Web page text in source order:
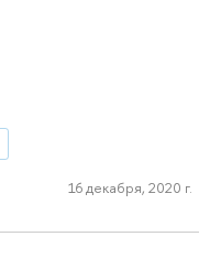
16 декабря, 2020 г.